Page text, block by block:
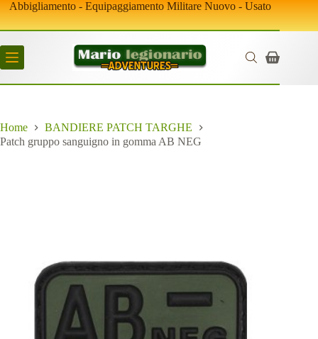
Salta
contenuto
Abbigliamento - Equipaggiamento Militare Nuovo - Usato
Carrello
Home
BANDIERE PATCH TARGHE
Patch gruppo sanguigno in gomma AB NEG